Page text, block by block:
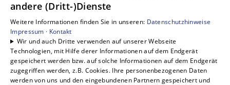
Privatkunden
Gewerbekunden
Karriere
Unternehmen
Kontakt
andere (Dritt-)Dienste
Weitere Informationen finden Sie in unseren: Datenschutzhinweise
Impressum · Kontakt
Wir und auch Dritte verwenden auf unserer Webseite
Technologien, mit Hilfe derer Informationen auf dem Endgerät
gespeichert werden bzw. auf solche Informationen auf dem Endgerät
zugegriffen werden, z.B. Cookies. Ihre personenbezogenen Daten
werden von uns und den eingebundenen Partnern gespeichert und